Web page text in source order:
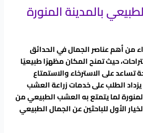
بالمدينة المنورة
من أهم عناصر الجمال في الحدائق
حيث تمنح المكان مظهرًا طبيعيًا
تساعد على الاسترخاء والاستمتاع
الطلب على خدمات زراعة العشب
لما يتمتع به العشب الطبيعي من
الأول للباحثين عن الجمال الطبيعي